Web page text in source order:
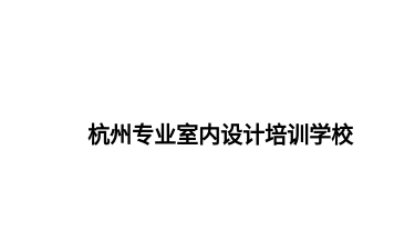
杭州专业室内设计培训学校